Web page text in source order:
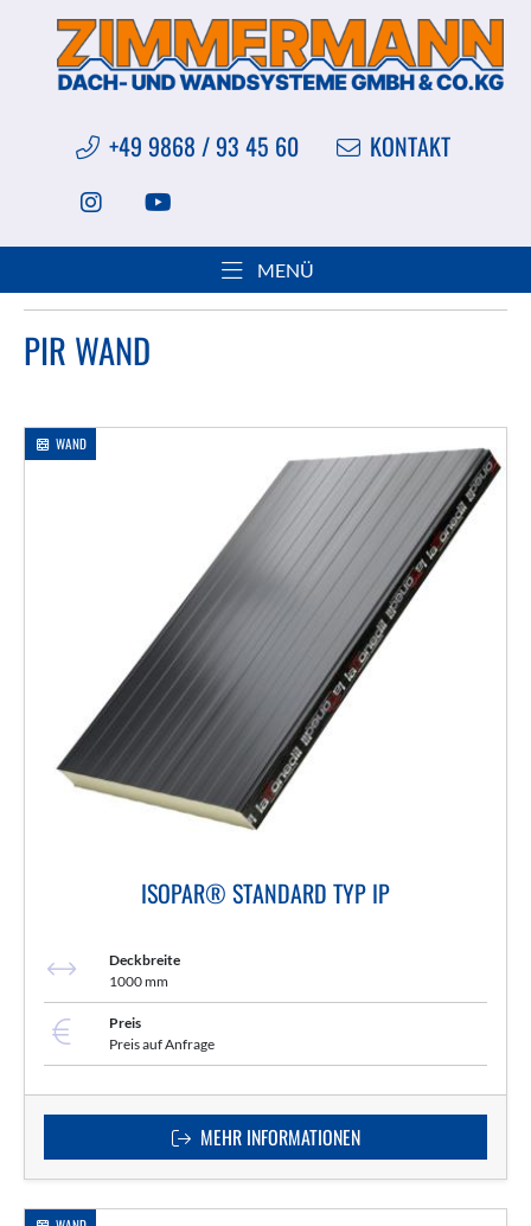
+49 9868 / 93 45 60 KONTAKT
MENÜ
Sie sind hier: Produkte
Sandwichelemente
PIR WAND
WAND
ISOPAR® STANDARD TYP IP
Deckbreite
1000 mm
Preis
Preis auf Anfrage
MEHR INFORMATIONEN